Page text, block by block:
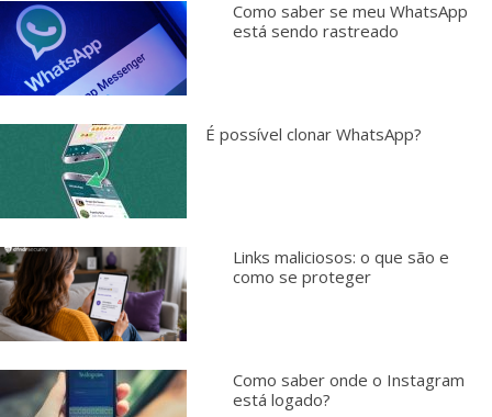
Como saber se meu WhatsApp
está sendo rastreado
É possível clonar WhatsApp?
Links maliciosos: o que são e
como se proteger
Como saber onde o Instagram
está logado?